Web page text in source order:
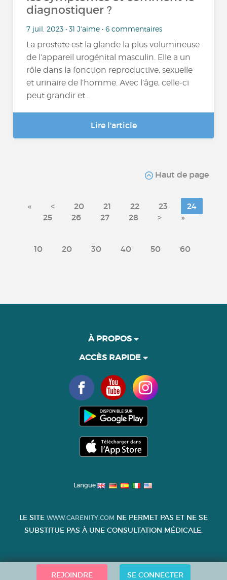
diagnostiquer ?
7 juil. 2023 • 31 J'aime • 6 commentaires
La prostate est la glande la plus volumineuse
de l’appareil urogénital masculin. Elle a un
rôle dans la fonction reproductive, sexuelle
et urinaire de l’homme. Avec l’âge, celle-ci
peut grandir et...
Lire l'article
Haut de page
« < 20 21 22 23
24
25
26 27 28 > »
10 20 30 40 50 60
REJOINDRE SE CONNECTER
À PROPOS
ACCÈS RAPIDE
Langue
LE SITE WWW.CARENITY.COM NE PERMET PAS ET NE SE
SUBSTITUE PAS À UNE CONSULTATION MÉDICALE.